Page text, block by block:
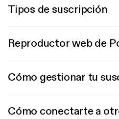
Tipos de suscripción
Reproductor web de
Cómo gestionar tu
Cómo conectarte a